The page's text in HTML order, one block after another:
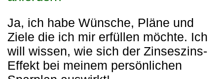
Ja, ich habe Wünsche, Pläne und
Ziele die ich mir erfüllen möchte. Ich
will wissen, wie sich der Zinseszins-
Effekt bei meinem persönlichen